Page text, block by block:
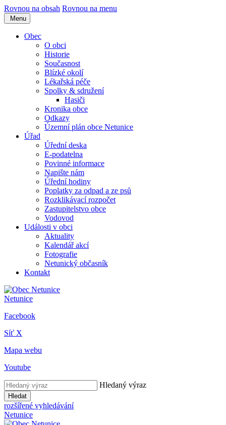
Rovnou na obsah Rovnou na menu
Menu
Obec
O obci
Historie
Současnost
Blízké okolí
Lékařská péče
Spolky & sdružení
Hasiči
Kronika obce
Odkazy
Územní plán obce Netunice
Úřad
Úřední deska
E-podatelna
Povinné informace
Napište nám
Úřední hodiny
Poplatky za odpad a ze psů
Rozklikávací rozpočet
Zastupitelstvo obce
Vodovod
Události v obci
Aktuality
Kalendář akcí
Fotografie
Netunický občasník
Kontakt
Netunice
Facebook
Síť X
Mapa webu
Youtube
Hledaný výraz
Hledat
rozšířené vyhledávání
Netunice